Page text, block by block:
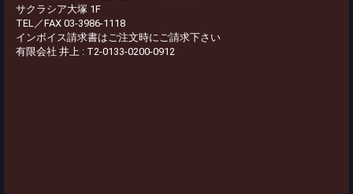
サクラシア大塚 1F
TEL／FAX 03-3986-1118
インボイス請求書はご注文時にご請求下さい
有限会社 井上 : T2-0133-0200-0912